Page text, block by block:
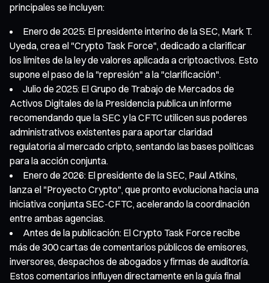
principales se incluyen:
Enero de 2025: El presidente interino de la SEC, Mark T.
Uyeda, crea el "Crypto Task Force", dedicado a clarificar
los límites de la ley de valores aplicada a criptoactivos. Esto
supone el paso de la "represión" a la "clarificación".
Julio de 2025: El Grupo de Trabajo de Mercados de
Activos Digitales de la Presidencia publica un informe
recomendando que la SEC y la CFTC utilicen sus poderes
administrativos existentes para aportar claridad
regulatoria al mercado cripto, sentando las bases políticas
para la acción conjunta.
Enero de 2026: El presidente de la SEC, Paul Atkins,
lanza el "Proyecto Crypto", que pronto evoluciona hacia una
iniciativa conjunta SEC-CFTC, acelerando la coordinación
entre ambas agencias.
Antes de la publicación: El Crypto Task Force recibe
más de 300 cartas de comentarios públicos de emisores,
inversores, despachos de abogados y firmas de auditoría.
Estos comentarios influyen directamente en la guía final